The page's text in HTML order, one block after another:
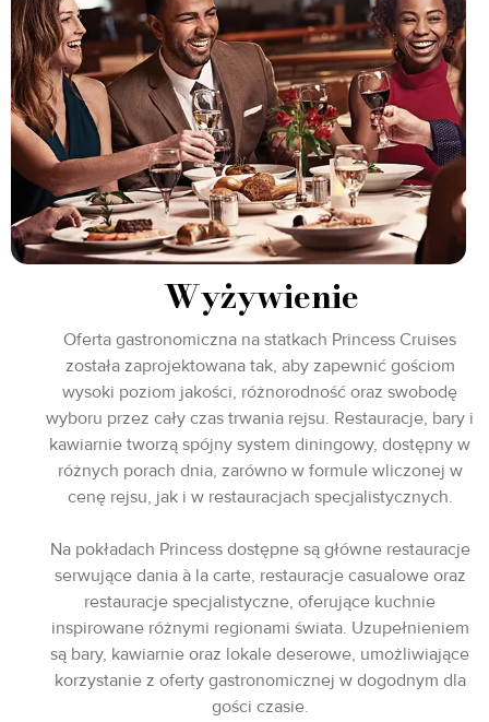
Wyżywienie
Oferta gastronomiczna na statkach Princess Cruises
została zaprojektowana tak, aby zapewnić gościom
wysoki poziom jakości, różnorodność oraz swobodę
wyboru przez cały czas trwania rejsu. Restauracje, bary i
kawiarnie tworzą spójny system diningowy, dostępny w
różnych porach dnia, zarówno w formule wliczonej w
cenę rejsu, jak i w restauracjach specjalistycznych.
Na pokładach Princess dostępne są główne restauracje
serwujące dania à la carte, restauracje casualowe oraz
restauracje specjalistyczne, oferujące kuchnie
inspirowane różnymi regionami świata. Uzupełnieniem
są bary, kawiarnie oraz lokale deserowe, umożliwiające
korzystanie z oferty gastronomicznej w dogodnym dla
gości czasie.